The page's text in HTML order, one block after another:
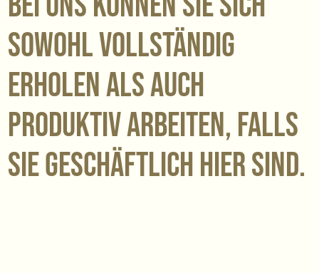
sowohl vollständig
erholen als auch
produktiv arbeiten, falls
Sie geschäftlich hier sind.